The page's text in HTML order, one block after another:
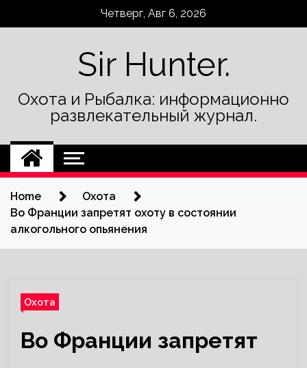
Четверг, Авг 6, 2026
Sir Hunter.
Охота и Рыбалка: информационно
развлекательный журнал.
Home
Охота
Во Франции запретят охоту в состоянии
алкогольного опьянения
Охота
Во Франции запретят